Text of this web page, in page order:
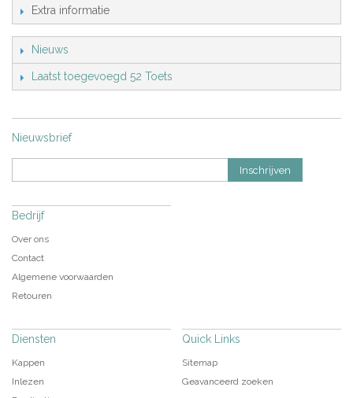
Extra informatie
Nieuws
Laatst toegevoegd 52 Toets
Nieuwsbrief
Inschrijven
Bedrijf
Over ons
Contact
Algemene voorwaarden
Retouren
Diensten
Kappen
Inlezen
Quick Links
Sitemap
Geavanceerd zoeken